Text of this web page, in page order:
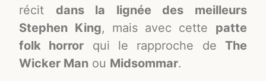
récit dans la lignée des meilleurs
Stephen King, mais avec cette patte
folk horror qui le rapproche de The
Wicker Man ou Midsommar.